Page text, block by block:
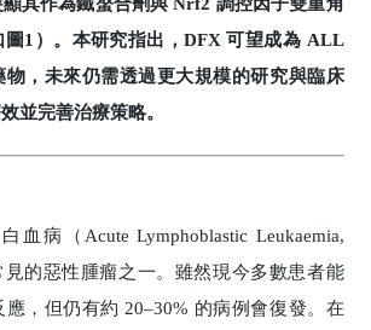
圖1）。本研究指出，DFX 可望成為 ALL
物，未來仍需透過更大規模的研究與臨床
並完善治療策略。
病（Acute Lymphoblastic Leukaemia,
的惡性腫瘤之一。雖然現今多數患者能
，但仍有約 20–30% 的病例會復發。在